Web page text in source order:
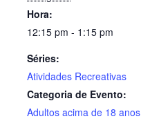
Hora:
12:15 pm - 1:15 pm
Séries:
Atividades Recreativas
Categoria de Evento:
Adultos acima de 18 anos